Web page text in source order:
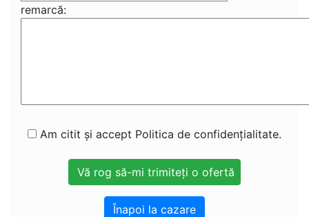
remarcă:
Am citit și accept Politica de confidențialitate.
Înapoi la cazare